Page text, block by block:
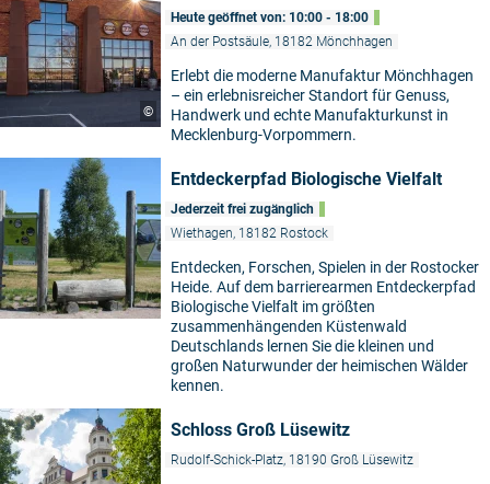
©
Heute geöffnet von: 10:00 - 18:00
An der Postsäule, 18182 Mönchhagen
Erlebt die moderne Manufaktur Mönchhagen
– ein erlebnisreicher Standort für Genuss,
Handwerk und echte Manufakturkunst in
Mecklenburg-Vorpommern.
Entdeckerpfad Biologische Vielfalt
Jederzeit frei zugänglich
Wiethagen, 18182 Rostock
Entdecken, Forschen, Spielen in der Rostocker
Heide. Auf dem barrierearmen Entdeckerpfad
Biologische Vielfalt im größten
zusammenhängenden Küstenwald
Deutschlands lernen Sie die kleinen und
großen Naturwunder der heimischen Wälder
kennen.
Schloss Groß Lüsewitz
Rudolf-Schick-Platz, 18190 Groß Lüsewitz